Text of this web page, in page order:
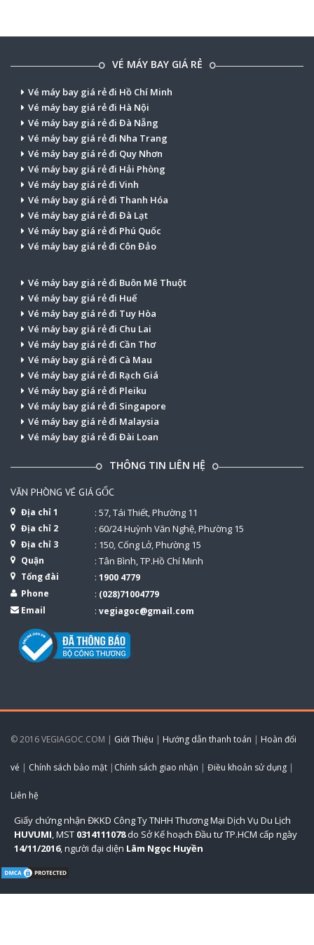
VÉ MÁY BAY GIÁ RẺ
Vé máy bay giá rẻ đi Hồ Chí Minh
Vé máy bay giá rẻ đi Hà Nội
Vé máy bay giá rẻ đi Đà Nẵng
Vé máy bay giá rẻ đi Nha Trang
Vé máy bay giá rẻ đi Quy Nhơn
Vé máy bay giá rẻ đi Hải Phòng
Vé máy bay giá rẻ đi Vinh
Vé máy bay giá rẻ đi Thanh Hóa
Vé máy bay giá rẻ đi Đà Lạt
Vé máy bay giá rẻ đi Phú Quốc
Vé máy bay giá rẻ đi Côn Đảo
Vé máy bay giá rẻ đi Buôn Mê Thuột
Vé máy bay giá rẻ đi Huế
Vé máy bay giá rẻ đi Tuy Hòa
Vé máy bay giá rẻ đi Chu Lai
Vé máy bay giá rẻ đi Cần Thơ
Vé máy bay giá rẻ đi Cà Mau
Vé máy bay giá rẻ đi Rạch Giá
Vé máy bay giá rẻ đi Pleiku
Vé máy bay giá rẻ đi Singapore
Vé máy bay giá rẻ đi Malaysia
Vé máy bay giá rẻ đi Đài Loan
THÔNG TIN LIÊN HỆ
VĂN PHÒNG VÉ GIÁ GỐC
Địa chỉ 1 : 57, Tái Thiết, Phường 11
Địa chỉ 2 : 60/24 Huỳnh Văn Nghệ, Phường 15
Địa chỉ 3 : 150, Cống Lở, Phường 15
Quận : Tân Bình, TP.Hồ Chí Minh
Tổng đài : 1900 4779
Phone
: (028)71004779
Email
: vegiagoc@gmail.com
© 2016 VEGIAGOC.COM | Giới Thiệu | Hướng dẫn thanh toán | Hoàn đổi
vé | Chính sách bảo mật | Chính sách giao nhận | Điều khoản sử dụng |
Liên hệ
Giấy chứng nhận ĐKKD Công Ty TNHH Thương Mại Dịch Vụ Du Lịch
HUVUMI , MST 0314111078do Sở Kế hoạch Đầu tư TP.HCM cấp ngày
14/11/2016, người đại diện Lâm Ngọc Huyền